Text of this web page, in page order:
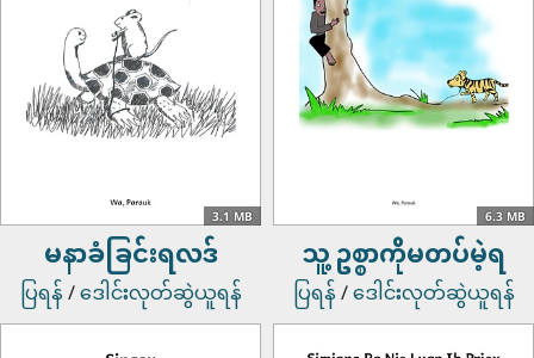
3.1 MB
မနာခံခြင်းရလဒ်
ပြရန် /ဒေါင်းလုတ်ဆွဲယူရန်
6.3 MB
သူ့ဥစ္စာကိုမတပ်မဲ့ရ
ပြရန် /ဒေါင်းလုတ်ဆွဲယူရန်